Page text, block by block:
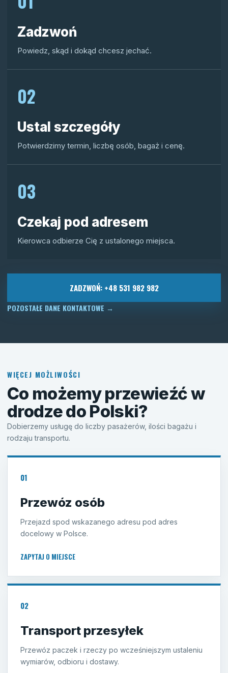
Zadzwoń
Powiedz, skąd i dokąd chcesz jechać.
02
Ustal szczegóły
Potwierdzimy termin, liczbę osób, bagaż i cenę.
03
Czekaj pod adresem
Kierowca odbierze Cię z ustalonego miejsca.
ZADZWOŃ: +48 531 982 982
POZOSTAŁE DANE KONTAKTOWE →
WIĘCEJ MOŻLIWOŚCI
Co możemy przewieźć w
drodze do Polski?
Dobierzemy usługę do liczby pasażerów, ilości bagażu i
rodzaju transportu.
01
Przewóz osób
Przejazd spod wskazanego adresu pod adres
docelowy w Polsce.
ZAPYTAJ O MIEJSCE
02
Transport przesyłek
Przewóz paczek i rzeczy po wcześniejszym ustaleniu
wymiarów, odbioru i dostawy.